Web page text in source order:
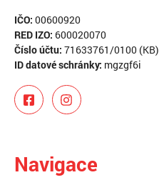
IČO: 00600920
RED IZO: 600020070
Číslo účtu: 71633761/0100 (KB)
ID datové schránky: mgzgf6i
Navigace